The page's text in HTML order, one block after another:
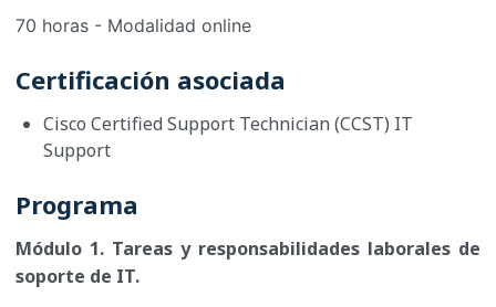
70 horas - Modalidad online
Certificación asociada
Cisco Certified Support Technician (CCST) IT
Support
Programa
Módulo 1. Tareas y responsabilidades laborales de
soporte de IT.